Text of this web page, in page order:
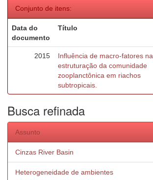
Conjunto de itens:
Data do
documento
Título
2015
Influência de macro-fatores na
estruturação da comunidade
zooplanctônica em riachos
subtropicais.
Busca refinada
Assunto
Cinzas River Basin
Heterogeneidade de ambientes